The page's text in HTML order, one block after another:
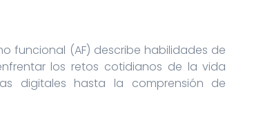
funcional (AF) describe habilidades de
los retos cotidianos de la vida
digitales hasta la comprensión de